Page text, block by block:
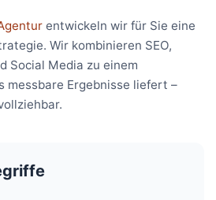
entwickeln wir für Sie eine
Wir kombinieren SEO,
Social Media zu einem
messbare Ergebnisse liefert –